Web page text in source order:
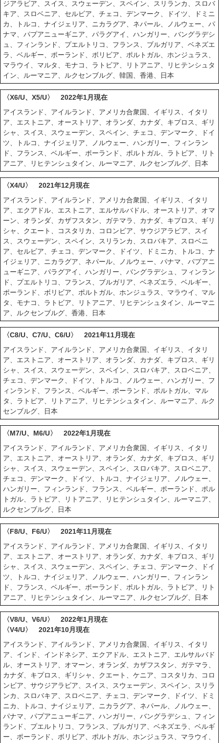
ジアラビア、スイス、スウェーデン、スペイン、スリランカ、スロバ
キア、スロベニア、セルビア、チェコ、デンマーク、ドイツ、ドミニ
カ、トルコ、ナイジェリア、ニカラグア、ネパール、ノルウェー、パ
ナマ、パプアニューギニア、パラグアイ、ハンガリー、バングラデシ
ュ、フィンランド、プエルトリコ、フランス、ブルガリア、ベネズエ
ラ、ベルギー、ポーランド、ボリビア、ポルトガル、ホンジュラス、
マラウイ、マルタ、モナコ、ラトビア、リトアニア、リヒテンシュタ
イン、ルーマニア、ルクセンブルグ、韓国、香港、日本
〈X6/U、X5/U〉 2022年1月現在
アイスランド、アイルランド、アメリカ合衆国、イギリス、イタリ
ア、エストニア、オーストリア、オランダ、カナダ、キプロス、ギリ
シャ、スイス、スウェーデン、スペイン、チェコ、デンマーク、ドイ
ツ、トルコ、ナイジェリア、ノルウェー、ハンガリー、フィンラン
ド、フランス、ベルギー、ポーランド、ポルトガル、ラトビア、リト
アニア、リヒテンシュタイン、ルーマニア、ルクセンブルグ、日本
〈X4/U〉 2021年12月現在
アイスランド、アイルランド、アメリカ合衆国、イギリス、イタリ
ア、エクアドル、エストニア、エルサルバドル、オーストリア、オマ
ーン、オランダ、カザフスタン、ガテマラ、カナダ、キプロス、ギリ
シャ、クエート、コスタリカ、コロンビア、サウジアラビア、スイ
ス、スウェーデン、スペイン、スリランカ、スロバキア、スロベニ
ア、セルビア、チェコ、デンマーク、ドイツ、ドミニカ、トルコ、ナ
イジェリア、ニカラグア、ネパール、ノルウェー、パナマ、パプアニ
ューギニア、パラグアイ、ハンガリー、バングラデシュ、フィンラン
ド、プエルトリコ、フランス、ブルガリア、ベネズエラ、ベルギー、
ポーランド、ボリビア、ポルトガル、ホンジュラス、マラウイ、マル
タ、モナコ、ラトビア、リトアニア、リヒテンシュタイン、ルーマニ
ア、ルクセンブルグ、香港、日本
〈C8/U、C7/U、C6/U〉 2021年11月現在
アイスランド、アイルランド、アメリカ合衆国、イギリス、イタリ
ア、エストニア、オーストリア、オランダ、カナダ、キプロス、ギリ
シャ、スイス、スウェーデン、スペイン、スロバキア、スロベニア、
チェコ、デンマーク、ドイツ、トルコ、ノルウェー、ハンガリー、フ
ィンランド、フランス、ベルギー、ポーランド、ポルトガル、マル
タ、ラトビア、リトアニア、リヒテンシュタイン、ルーマニア、ルク
センブルグ、日本
〈M7/U、M6/U〉 2022年1月現在
アイスランド、アイルランド、アメリカ合衆国、イギリス、イタリ
ア、エストニア、オーストリア、オランダ、カナダ、キプロス、ギリ
シャ、スイス、スウェーデン、スペイン、スロバキア、スロベニア、
チェコ、デンマーク、ドイツ、トルコ、ナイジェリア、ノルウェー、
ハンガリー、フィンランド、フランス、ベルギー、ポーランド、ポル
トガル、ラトビア、リトアニア、リヒテンシュタイン、ルーマニア、
ルクセンブルグ、日本
〈F8/U、F6/U〉 2021年11月現在
アイスランド、アイルランド、アメリカ合衆国、イギリス、イタリ
ア、エストニア、オーストリア、オランダ、カナダ、キプロス、ギリ
シャ、スイス、スウェーデン、スペイン、チェコ、デンマーク、ドイ
ツ、トルコ、ナイジェリア、ノルウェー、ハンガリー、フィンラン
ド、フランス、ベルギー、ポーランド、ポルトガル、ラトビア、リト
アニア、リヒテンシュタイン、ルーマニア、ルクセンブルグ、日本
〈V8/U、V6/U〉 2022年1月現在
〈V4/U〉 2021年10月現在
アイスランド、アイルランド、アメリカ合衆国、イギリス、イタリ
ア、インド、インドネシア、エクアドル、エストニア、エルサルバド
ル、オーストリア、オマーン、オランダ、カザフスタン、ガテマラ、
カナダ、キプロス、ギリシャ、クエート、ケニア、コスタリカ、コロ
ンビア、サウジアラビア、スイス、スウェーデン、スペイン、スリラ
ンカ、スロバキア、スロベニア、チェコ、デンマーク、ドイツ、ドミ
ニカ、トルコ、ナイジェリア、ニカラグア、ネパール、ノルウェー、
パナマ、パプアニューギニア、ハンガリー、バングラデシュ、フィン
ランド、プエルトリコ、フランス、ブルガリア、ベネズエラ、ベルギ
ー、ポーランド、ボリビア、ポルトガル、ホンジュラス、マラウイ、